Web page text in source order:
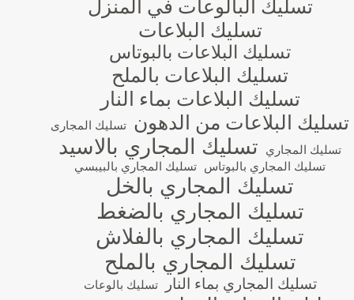
تسليك البالوعات في المنزل
تسليك البلاعات
تسليك البلاعات بالبوتاس
تسليك البلاعات بالملح
تسليك البلاعات بماء النار
تسليك البلاعات من الدهون تسليك المجارى
تسليك المجاري
تسليك المجاري بالاسيد
تسليك المجاري بالبوتاس تسليك المجاري بالبيبسي
تسليك المجاري بالخل
تسليك المجاري بالضغط
تسليك المجاري بالفلاش
تسليك المجاري بالملح
تسليك المجاري بماء النار تسليك بالوعات